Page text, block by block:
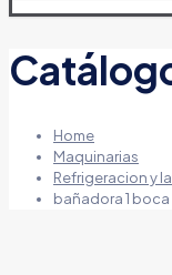
Home
Maquinarias
Refrigeracion y
bañadora 1